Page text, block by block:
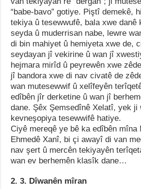
“babe-bavo” gotiye. Piştî demekê,
tekiya û tesewwufê, bala xwe danê
seyda û muderrisan nabe, lewre
di bin mahiyet û hemiyeta xwe de,
seydayan jî vekirine û wan jî
hejmara mirîd û peyrewên xwe
jî bandora xwe di nav civatê de
wan mutesewwif û xelîfeyên
edîbên jîr derketine û wan jî
dane. Şêx Şemsedînê Xelatî, yek ji
kevneşopiya tesewwifê hatiye.
Ciyê mereqê ye bê ka edîbên
Ehmedê Xanî, bi çi awayî di van
nav şert û mercên tekiyayên
wan ev berhemên klasîk dane…
2. 3. Dîwanên mîran